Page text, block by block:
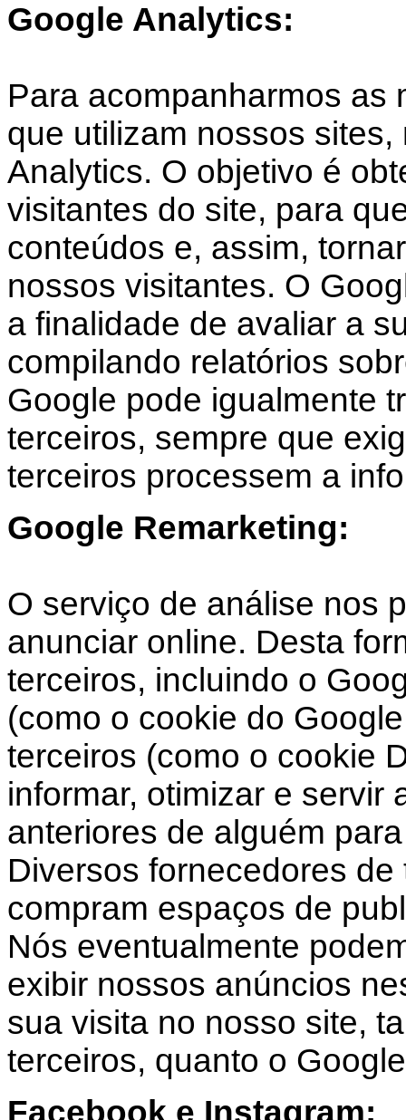
Google Analytics:
Para acompanharmos as
que utilizam nossos
Analytics. O objetivo é
visitantes do site, para
conteúdos e, assim,
nossos visitantes. O
a finalidade de avaliar a
compilando relatórios
Google pode igualmente
terceiros, sempre que
terceiros processem a
Google Remarketing:
O serviço de análise nos
anunciar online. Desta
terceiros, incluindo o
(como o cookie do
terceiros (como o cookie
informar, otimizar e servir
anteriores de alguém
Diversos fornecedores
compram espaços de
Nós eventualmente
exibir nossos anúncios
sua visita no nosso site,
terceiros, quanto o
Facebook e Instagram: